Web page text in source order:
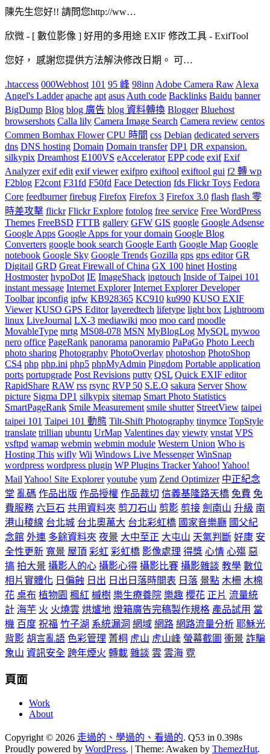
陳先生您好!! 請問您http://ww…
欣微 - [ 數位影像 ] 好用的多用途 EXIF 修改工具 - ExifTool
您好， 感謝您提供方法解決修改日期。 可…
.htaccess 000Webhost 101 95 峰 98inn Adobe Camera Raw Alexa
Angel's Ladder apache apt asus Auth code Backlinks Baidu banner
BigDump Blog blog 廣告 blog 資料轉換 Blogger Bluehost
browsershots Calla lily Camera Image Search Camera review centos
Commen Bomhax Flower CPU 時間 css Debian dedicated servers
dns DNS hosting Domain Domain transfer DP1 DR expansion.
silkypix Dreamhost E100VS eAccelerator EPP code exif Exif
Analyzer exif edit exif viewer exifpro exiftool exiftool gui f2 轉 wp
F2blog F2cont F31fd F50fd Face Detection fds Flickr Toys Fedora
Core feedburner firebug Firefox Firefox 3 Firefox 3.0 flash flash 零
時差攻擊 flickr Flickr Explore fotolog free service Free WordPress
Themes FreeBSD FTTB gallery GFW GIS google Google Adsense
Google Apps Google Apps for your domain Google Blog
Converters google book search Google Earth Google Map Google
notebook Google Sky Google Trends Gozilla gps gps editor GR
Digitail GRD Great Firewall of China GX 100 hinet Hosting
Hostmoster hypoDot IE ImageShack ingtouch Inside of Taipei 101
instant message Internet Explorer Internet Explorer Developer
Toolbar ipconfig ipfw KB928365 KC910 ku990 KUSO EXIF
Viewer KUSO GPS Editor layeredtech lifetype light box Lightroom
linux LiveJournal LX-3 mediawiki moo moo card moodle
MovableType mrtg MS08-078 MSN MyBlogLog MySQL mywoo
nero office PageRank panorama panoramio PaPaGo Photo Leech
photo sharing Photography PhotoOverlay photoshop PhotoShop
CS4 php php.ini php5 phpMyAdmin Pingdom Portable application
ports portupgrade Post Revisions putty QSL Quick EXIF editor
RapidShare RAW rss rsync RVP 50 S.E.O sakura Server Show
picture Sigma DP1 silkypix sitemap Smart Photo Statistics
SmartPageRank Smile Measurement smile shutter StreetView taipei
taipei 101 Taipei 101 動態 Tilt-Shift Photography tinymce TopStyle
translate trillian ubuntu UrMap Valentines day viewty vnstat VPS
vsftpd wamap webmin webmin module Western Union Who is
Hosting This wifly Wii Windows Live Messenger WinSnap
wordpress wordpress plugin WP Plugins TrackerYahoo! Yahoo!
Mail Yahoo! Site Explorer youtube yum Zend Optimizer 中正紀念
堂 亂碼 作品出版 作品授權 作品裁切 信義基隆路天橋 免費 免
費服務 六巨石 共用資料夾 剪刀石山 剪影 剪接 劍南山 升級 南
港山稜線 台北城 台北奧萬大 台北彩虹橋 國家音樂廳 國父紀
念館 外連 多餘資料夾 夜景 大中至正 大屯山 天氣判斷 好康 安
全性更新 寬景 屋頂 彩虹 彩虹橋 影像處理 得獎 心情 心殤 惡
搞 拍大景 攝影人的心 攝影心得 攝影比賽 攝影雜談 教學 數位
相片實體化 日偏蝕 日出 日出日落時間表 日落 景點 木柵 木棉
花 桌布 植物園 楓紅 槭樹 樂生療養院 樂趣 櫻花 正片 流量統
計 海芋 火 火燒雲 烘爐地 燈箱廣告完稿製作規格 產品試用 當
機 百度 祝福 竹子湖 系統漏洞 網域 網路 網路流量分析 耶穌光
背影 胡言亂語 色彩管理 菁桐 虎山 虎山峰 螢幕截圖 衝景 詐騙
象山 資訊安全 跨年煙火 轉載 雜談 雲 雲海 霓
頁面
Work
About
Copyright © 2026 走過的、學過的、看過的. Q53 in 0.398s
Proudly powered by WordPress. | Theme: Awaken by ThemezHut.